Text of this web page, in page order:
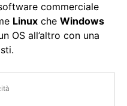
commerciale
Linux che Windows
OS all’altro con una